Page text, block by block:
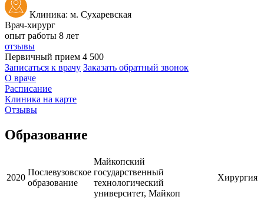
Клиника: м. Сухаревская
Врач-хирург
опыт работы 8 лет
отзывы
Первичный прием 4 500
Записаться к врачу Заказать обратный звонок
О враче
Расписание
Клиника на карте
Отзывы
Образование
2020
Послевузовское
образование
Майкопский
государственный
технологический
университет, Майкоп
Хирургия